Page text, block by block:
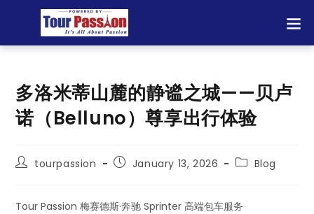
多洛米蒂山麓的静谧之城——贝卢
诺（Belluno）尊享出行体验
tourpassion January 13, 2026 Blog
Tour Passion 梅赛德斯·奔驰 Sprinter 高端包车服务